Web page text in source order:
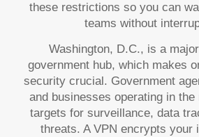
these restrictions so you can
teams without
Washington, D.C., is a
government hub, which makes
security crucial. Government
and businesses operating in
targets for surveillance, data
threats. A VPN encrypts your